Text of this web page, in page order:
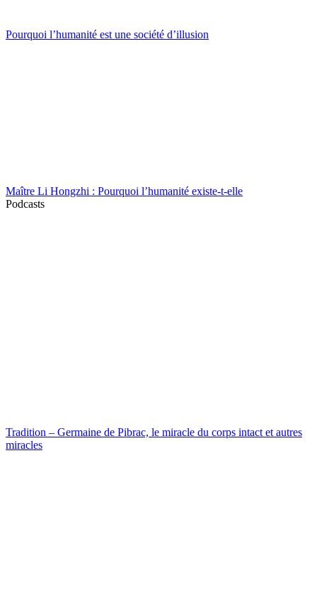
Pourquoi l’humanité est une société d’illusion
Maître Li Hongzhi : Pourquoi l’humanité existe-t-elle
Podcasts
Tradition – Germaine de Pibrac, le miracle du corps intact et autres
miracles